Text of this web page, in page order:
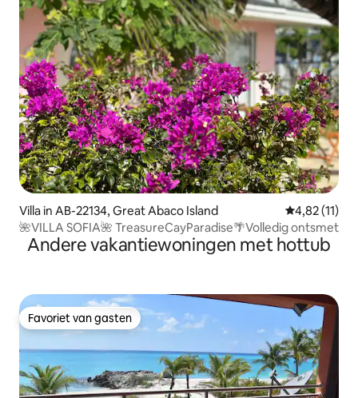
Villa in AB-22134, Great Abaco Island Gemiddelde
4,82 (11)
🌺VILLA SOFIA🌺 TreasureCayParadise🌴Volledig ontsmet
Andere vakantiewoningen met hottub
Favoriet van gasten
Favoriet van gasten